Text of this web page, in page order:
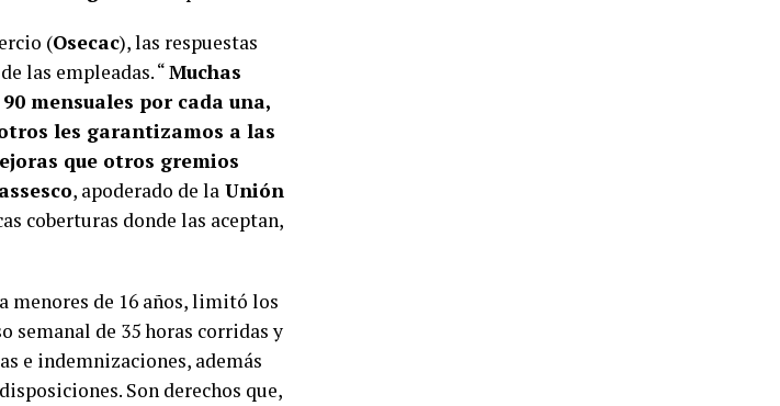
(Osecac), las respuestas
las empleadas. “Muchas
mensuales por cada una,
les garantizamos a las
que otros gremios
, apoderado de la Unión
coberturas donde las aceptan,
menores de 16 años, limitó los
semanal de 35 horas corridas y
e indemnizaciones, además
Son derechos que,